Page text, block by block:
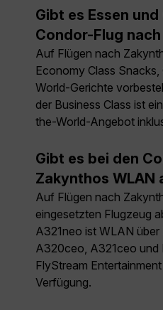
Gibt es Essen
Condor-Flug
Auf Flügen nach
Economy Class
World-Gerichte
der Business Class ist
the-World-Angebot
Gibt es bei den
Zakynthos WLAN
Auf Flügen nach
eingesetzten Flugzeug
A321neo ist WLAN
A320ceo, A321ceo und
FlyStream
Verfügung.